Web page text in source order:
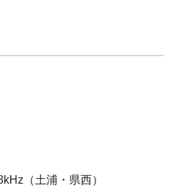
（土浦・県西）